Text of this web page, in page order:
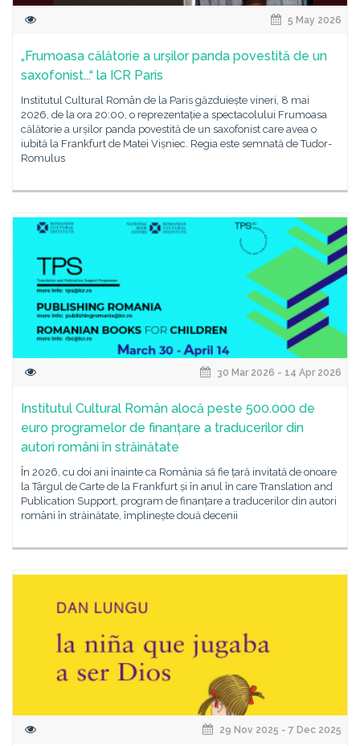
5 May 2026
„Frumoasa călătorie a urșilor panda povestită de un
saxofonist...“ la ICR Paris
Institutul Cultural Român de la Paris găzduiește vineri, 8 mai
2026, de la ora 20:00, o reprezentație a spectacolului Frumoasa
călătorie a urșilor panda povestită de un saxofonist care avea o
iubită la Frankfurt de Matei Vișniec. Regia este semnată de Tudor-
Romulus
30 Mar 2026 - 14 Apr 2026
Institutul Cultural Român alocă peste 500.000 de
euro programelor de finanțare a traducerilor din
autori români în străinătate
În 2026, cu doi ani înainte ca România să fie țară invitată de onoare
la Târgul de Carte de la Frankfurt și în anul în care Translation and
Publication Support, program de finanțare a traducerilor din autori
români în străinătate, împlinește două decenii
29 Nov 2025 - 7 Dec 2025